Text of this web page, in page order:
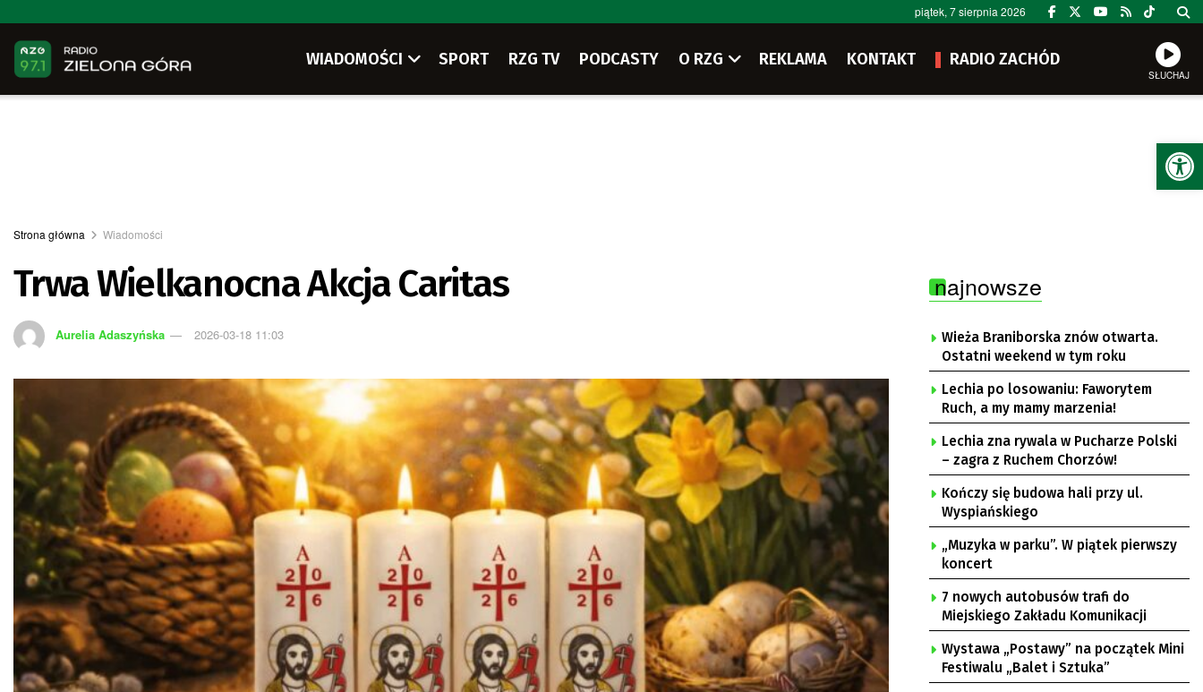
piątek, 7 sierpnia 2026
WIADOMOŚCI SPORT RZG TV PODCASTY O RZG REKLAMA KONTAKT RADIO ZACHÓD
SŁUCHAJ
Strona główna Wiadomości
Trwa Wielkanocna Akcja Caritas
Aurelia Adaszyńska 2026-03-18 11:03
najnowsze
Wieża Braniborska znów otwarta.
Ostatni weekend w tym roku
Lechia po losowaniu: Faworytem
Ruch, a my mamy marzenia!
Lechia zna rywala w Pucharze Polski
– zagra z Ruchem Chorzów!
Kończy się budowa hali przy ul.
Wyspiańskiego
„Muzyka w parku”. W piątek pierwszy
koncert
7 nowych autobusów trafi do
Miejskiego Zakładu Komunikacji
Wystawa „Postawy” na początek Mini
Festiwalu „Balet i Sztuka”